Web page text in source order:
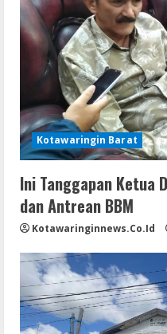
Kotawaringin Barat
Ini Tanggapan Ketua
dan Antrean BBM
Kotawaringinnews.co.id